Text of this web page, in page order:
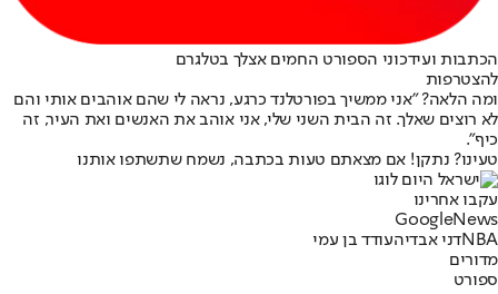
הכתבות ועידכוני הספורט החמים אצלך בטלגרם
להצטרפות
ומה הלאה? "אני ממשיך בפורטלנד כרגע, נראה לי שהם אוהבים אותי והם
לא רוצים שאלך. זה הבית השני שלי, אני אוהב את האנשים ואת העיר, זה
כיף".
טעינו? נתקן! אם מצאתם טעות בכתבה, נשמח שתשתפו אותנו
עקבו אחרינו
Googl eNews
NBAדני אבדיהעודד בן עמי
מדורים
ספורט